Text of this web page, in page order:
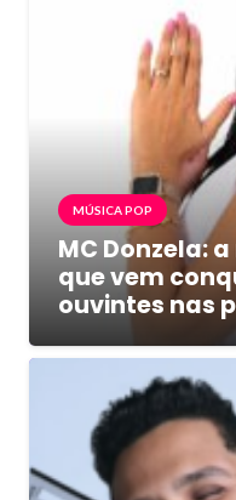
MÚSICA POP
MC Donzela:
que vem
ouvintes nas